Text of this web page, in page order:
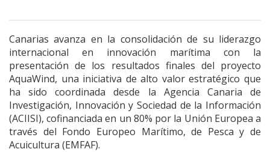
Canarias avanza en la consolidación de su liderazgo
internacional en innovación marítima con la
presentación de los resultados finales del proyecto
AquaWind, una iniciativa de alto valor estratégico que
ha sido coordinada desde la Agencia Canaria de
Investigación, Innovación y Sociedad de la Información
(ACIISI), cofinanciada en un 80% por la Unión Europea a
través del Fondo Europeo Marítimo, de Pesca y de
Acuicultura (EMFAF).